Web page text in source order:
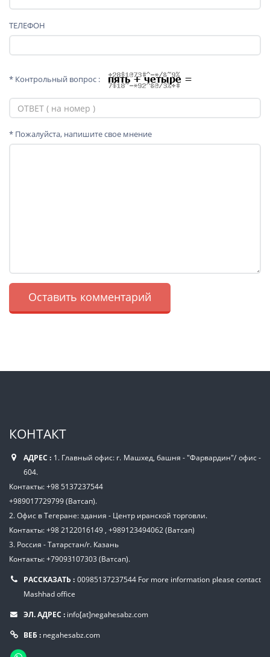
ТЕЛЕФОН
* Контрольный вопрос :
* Пожалуйста, напишите свое мнение
КОНТАКТ
АДРЕС : 1. Главный офис: г. Машхед, башня - "Фарвардин"/ офис -
604.
Контакты: +98 5137237544
+989017729799 (Ватсап).
2. Офис в Тегеране: здания - Центр иранской торговли.
Контакты: +98 2122016149 , +989123494062 (Ватсап)
3. Россия - Татарстан/г. Казань
Контакты: +79093107303 (Ватсап).
РАССКАЗАТЬ : 00985137237544 For more information please contact
Mashhad office
ЭЛ. АДРЕС : info[at]negahesabz.com
ВЕБ : negahesabz.com